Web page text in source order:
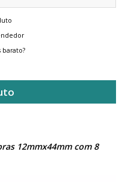
12mmx44mm com 8